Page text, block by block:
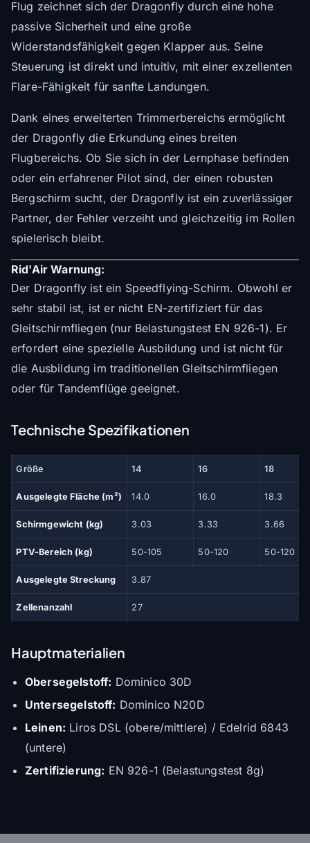
Flug zeichnet sich der Dragonfly durch eine hohe
passive Sicherheit und eine große
Widerstandsfähigkeit gegen Klapper aus. Seine
Steuerung ist direkt und intuitiv, mit einer exzellenten
Flare-Fähigkeit für sanfte Landungen.
Dank eines erweiterten Trimmerbereichs ermöglicht
der Dragonfly die Erkundung eines breiten
Flugbereichs. Ob Sie sich in der Lernphase befinden
oder ein erfahrener Pilot sind, der einen robusten
Bergschirm sucht, der Dragonfly ist ein zuverlässiger
Partner, der Fehler verzeiht und gleichzeitig im Rollen
spielerisch bleibt.
Rid'Air Warnung:
Der Dragonfly ist ein Speedflying-Schirm. Obwohl er
sehr stabil ist, ist er nicht EN-zertifiziert für das
Gleitschirmfliegen (nur Belastungstest EN 926-1). Er
erfordert eine spezielle Ausbildung und ist nicht für
die Ausbildung im traditionellen Gleitschirmfliegen
oder für Tandemflüge geeignet.
Technische Spezifikationen
Größe 14 16 18
Ausgelegte Fläche (m²) 14.0 16.0 18.3
Schirmgewicht (kg) 3.03 3.33 3.66
PTV-Bereich (kg) 50-105 50-120 50-120
Ausgelegte Streckung 3.87
Zellenanzahl 27
Hauptmaterialien
Obersegelstoff: Dominico 30D
Untersegelstoff: Dominico N20D
Leinen: Liros DSL (obere/mittlere) / Edelrid 6843
(untere)
Zertifizierung: EN 926-1 (Belastungstest 8g)